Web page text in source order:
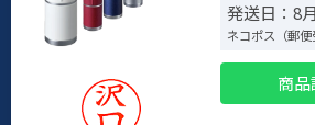
発送日：8
ネコポス（郵便
商